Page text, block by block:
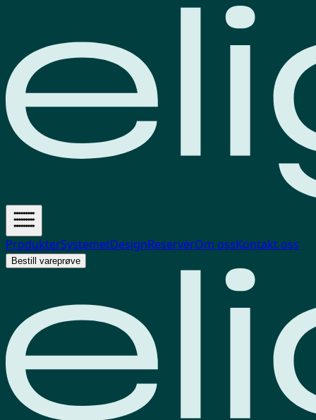
ProdukterSystemetDesignReservérOm ossKontakt oss
Bestill vareprøve